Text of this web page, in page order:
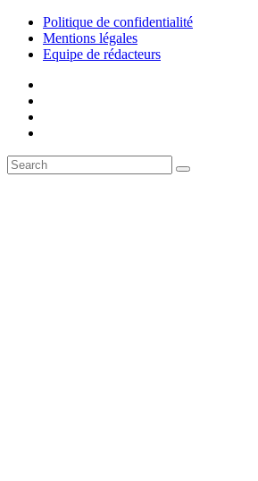
Politique de confidentialité
Mentions légales
Equipe de rédacteurs